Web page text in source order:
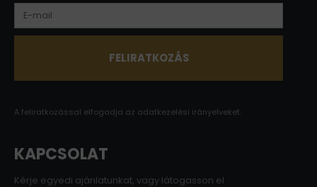
A feliratkozással elfogadja az adatkezelési irányelveket.
KAPCSOLAT
Kérje egyedi ajánlatunkat, vagy látogasson el